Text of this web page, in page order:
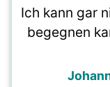
Ich kann gar
begegnen